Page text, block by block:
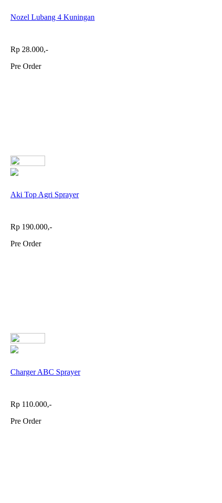
Nozel Lubang 4 Kuningan
Rp 28.000,-
Pre Order
Aki Top Agri Sprayer
Rp 190.000,-
Pre Order
Charger ABC Sprayer
Rp 110.000,-
Pre Order